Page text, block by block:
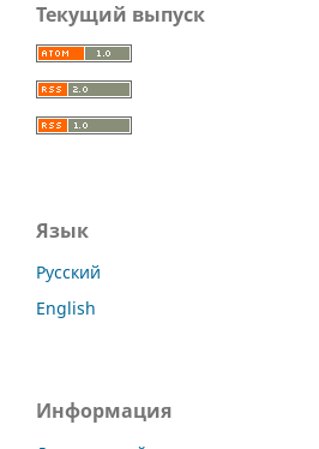
Текущий выпуск
Язык
Русский
English
Информация